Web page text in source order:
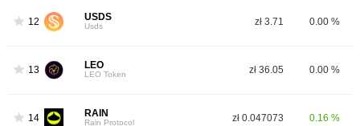
12 USDS
Usds zł 3.71 0.00 %
13 LEO
LEO Token zł 36.05 0.00 %
14 RAIN
Rain Protocol zł 0.047073 0.16 %